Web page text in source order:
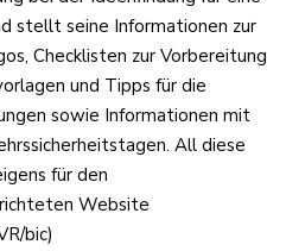
stellt seine Informationen zur
Checklisten zur Vorbereitung
und Tipps für die
sowie Informationen mit
All diese
für den
Website
bic)